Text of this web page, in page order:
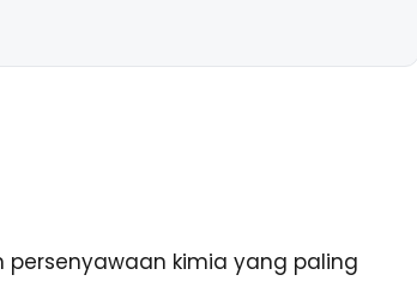
persenyawaan kimia yang paling